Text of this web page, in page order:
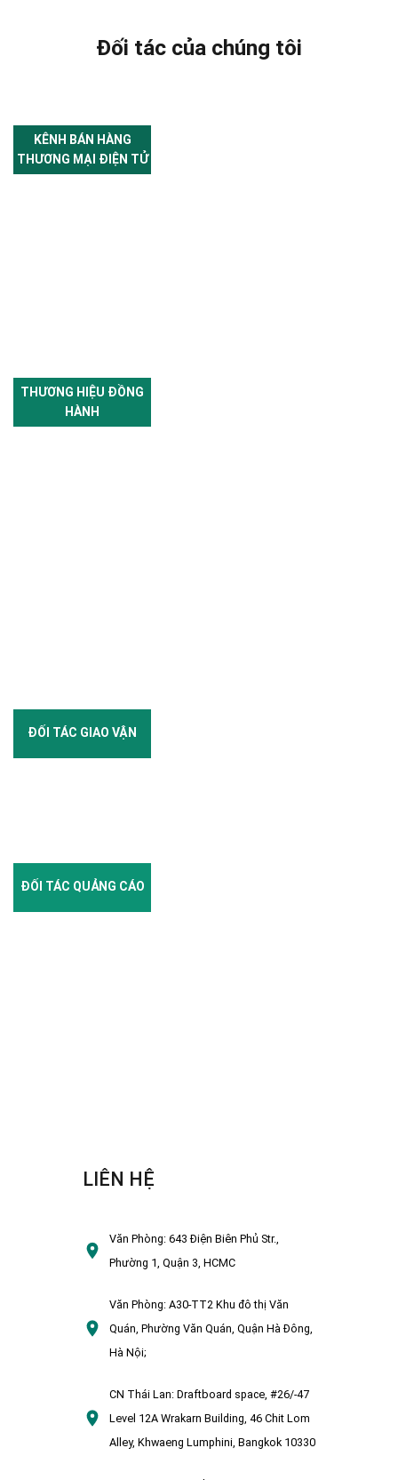
Đối tác của chúng tôi
KÊNH BÁN HÀNG
THƯƠNG MẠI ĐIỆN TỬ
THƯƠNG HIỆU ĐỒNG
HÀNH
ĐỐI TÁC GIAO VẬN
ĐỐI TÁC QUẢNG CÁO
LIÊN HỆ
Văn Phòng:643 Điện Biên Phủ Str.,
Phường 1, Quận 3, HCMC
Văn Phòng:A30-TT2 Khu đô thị Văn
Quán, Phường Văn Quán, Quận Hà Đông,
Hà Nội;
CN Thái Lan: Draftboard space, #26/-47
Level 12A Wrakarn Building, 46 Chit Lom
Alley, Khwaeng Lumphini, Bangkok 10330